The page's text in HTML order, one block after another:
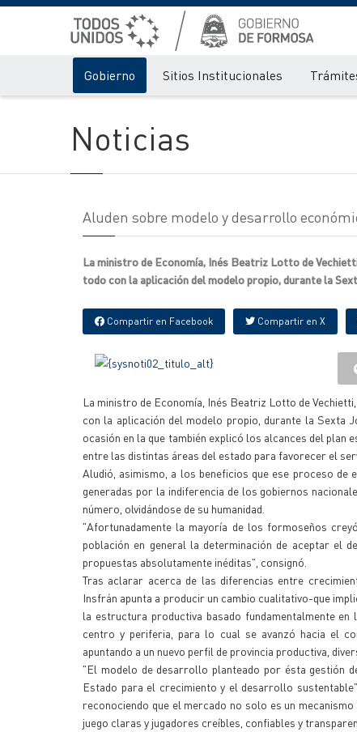
Gobierno Sitios Institucionales
Noticias
Aluden sobre modelo y desarrollo
La ministro de Economía, Inés Beatriz Lotto de
todo con la aplicación del modelo propio, durante la
Compartir en Facebook Compartir en X
La ministro de Economía, Inés Beatriz Lotto de
con la aplicación del modelo propio, durante la Sexta
ocasión en la que también explicó los alcances del
entre las distintas áreas del estado para favorecer el
Aludió, asimismo, a los beneficios que ese proceso de
generadas por la indiferencia de los gobiernos
número, olvidándose de su humanidad.
"Afortunadamente la mayoría de los formoseños
población en general la determinación de aceptar el
propuestas absolutamente inéditas", consignó.
Tras aclarar acerca de las diferencias entre
Insfrán apunta a producir un cambio cualitativo-que
la estructura productiva basado fundamentalmente
centro y periferia, para lo cual se avanzó hacia el
apuntando a un nuevo perfil de provincia productiva,
"El modelo de desarrollo planteado por ésta gestión
Estado para el crecimiento y el desarrollo
reconociendo que el mercado no solo es un
juego claras y jugadores creíbles, confiables y